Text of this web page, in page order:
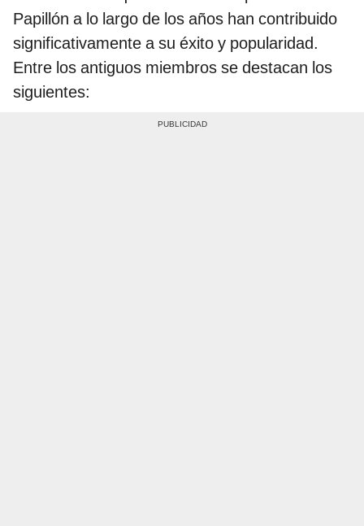
Papillón a lo largo de los años han contribuido
significativamente a su éxito y popularidad.
Entre los antiguos miembros se destacan los
siguientes: